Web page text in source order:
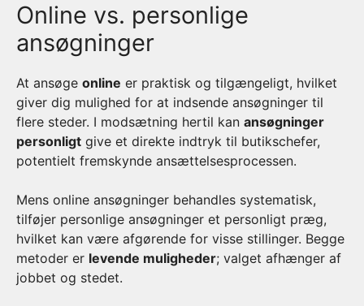
Online vs. personlige
ansøgninger
At ansøge online er praktisk og tilgængeligt, hvilket
giver dig mulighed for at indsende ansøgninger til
flere steder. I modsætning hertil kan ansøgninger
personligt give et direkte indtryk til butikschefer,
potentielt fremskynde ansættelsesprocessen.
Mens online ansøgninger behandles systematisk,
tilføjer personlige ansøgninger et personligt præg,
hvilket kan være afgørende for visse stillinger. Begge
metoder er levende muligheder; valget afhænger af
jobbet og stedet.